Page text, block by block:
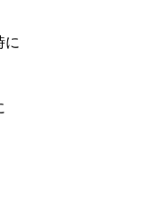
に